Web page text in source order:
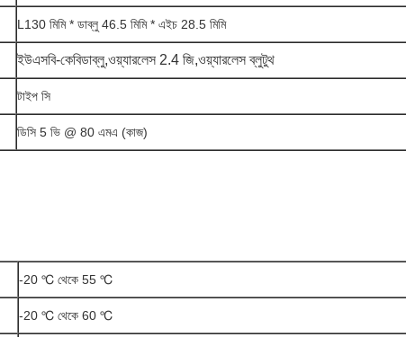
L130 মিমি * ডাব্লু 46.5 মিমি * এইচ 28.5 মিমি
ইউএসবি-কেবিডাব্লু,ওয়্যারলেস 2.4 জি,ওয়্যারলেস ব্লুটুথ
টাইপ সি
ডিসি 5 ভি @ 80 এমএ (কাজ)
-20 ℃ থেকে 55 ℃
-20 ℃ থেকে 60 ℃